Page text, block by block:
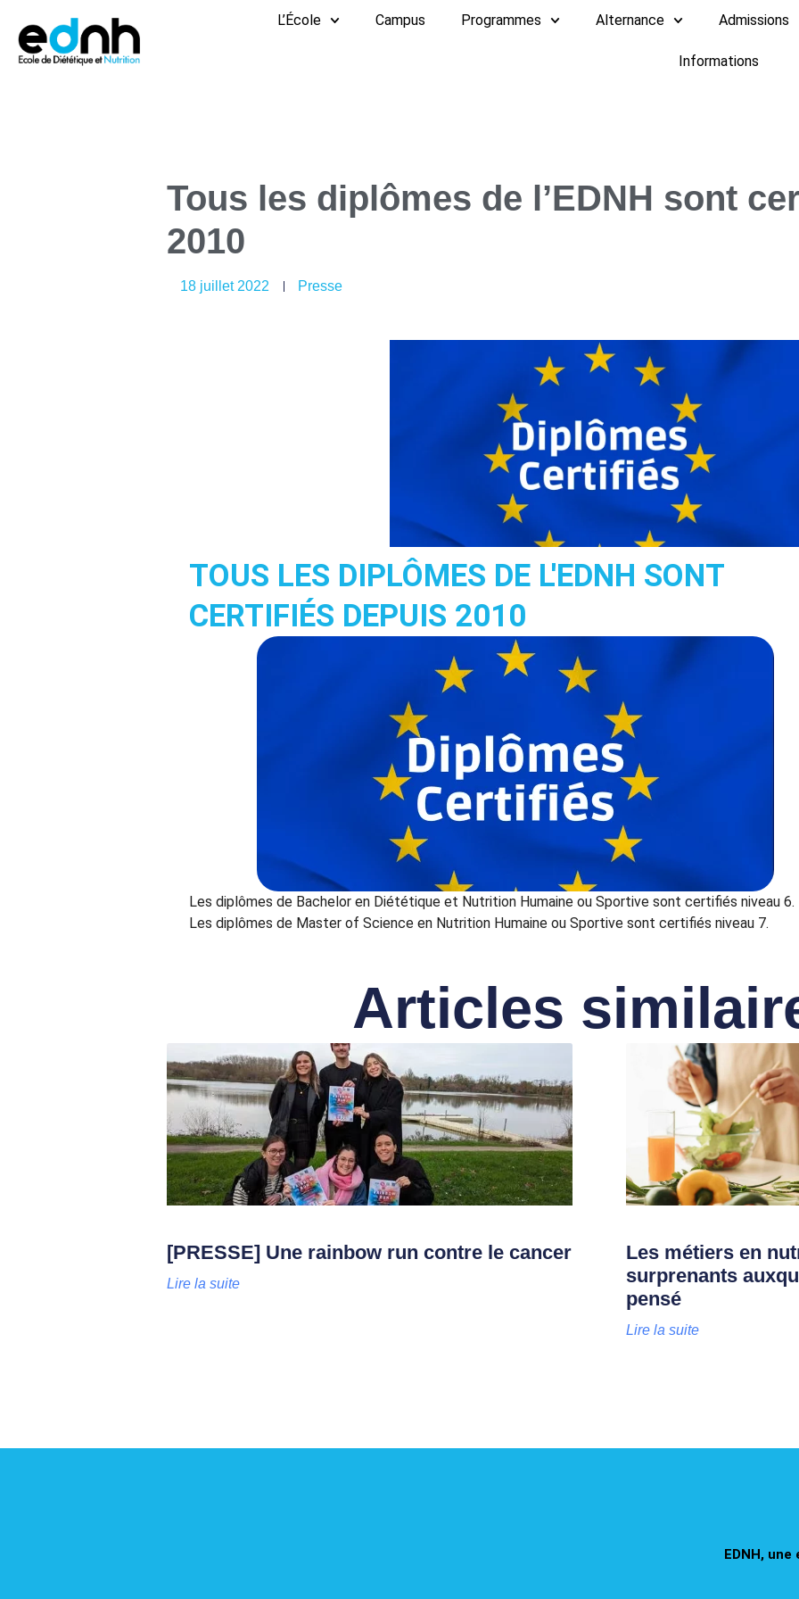
contenu
L’École Campus Programmes Alternance Admissions
Informations
Tous les diplômes de l’EDNH sont
2010
18 juillet 2022 Presse
TOUS LES DIPLÔMES DE L'EDNH SONT
CERTIFIÉS DEPUIS 2010
Les diplômes de Bachelor en Diététique et Nutrition Humaine ou Sportive sont certifiés niveau 6.
Les diplômes de Master of Science en Nutrition Humaine ou Sportive sont certifiés niveau 7.
Articles
[PRESSE] Une rainbow run contre le cancer
Lire la suite
Les métiers en
surprenants
pensé
Lire la suite
EDNH,